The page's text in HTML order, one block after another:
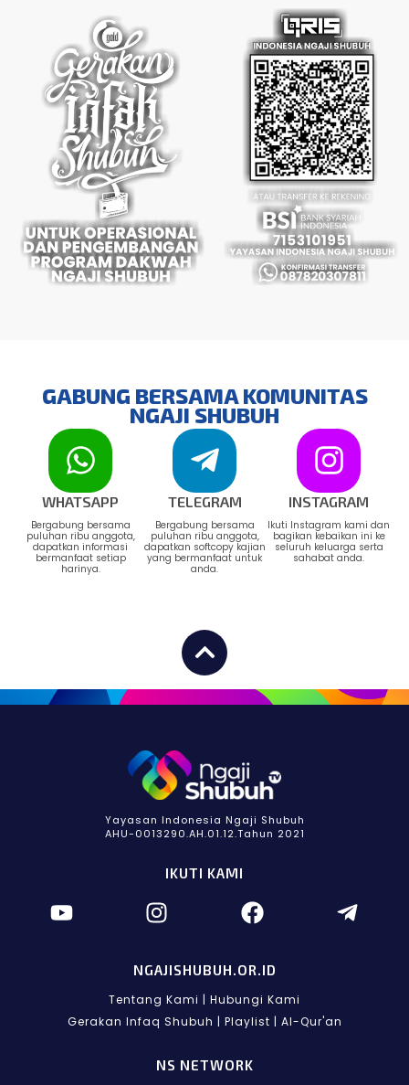
GABUNG BERSAMA KOMUNITAS
NGAJI SHUBUH
WHATSAPP
Bergabung bersama
puluhan ribu anggota,
dapatkan informasi
bermanfaat setiap
harinya.
TELEGRAM
Bergabung bersama
puluhan ribu anggota,
dapatkan softcopy kajian
yang bermanfaat untuk
anda.
INSTAGRAM
Ikuti Instagram kami dan
bagikan kebaikan ini ke
seluruh keluarga serta
sahabat anda.
Yayasan Indonesia Ngaji Shubuh
AHU-0013290.AH.01.12.Tahun 2021
IKUTI KAMI
NGAJISHUBUH.OR.ID
Tentang Kami | Hubungi Kami
Gerakan Infaq Shubuh | Playlist | Al-Qur'an
NS NETWORK